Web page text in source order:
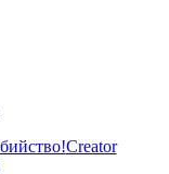
Creator